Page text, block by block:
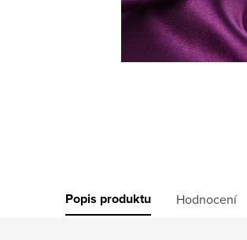
Popis produktu Hodnocení